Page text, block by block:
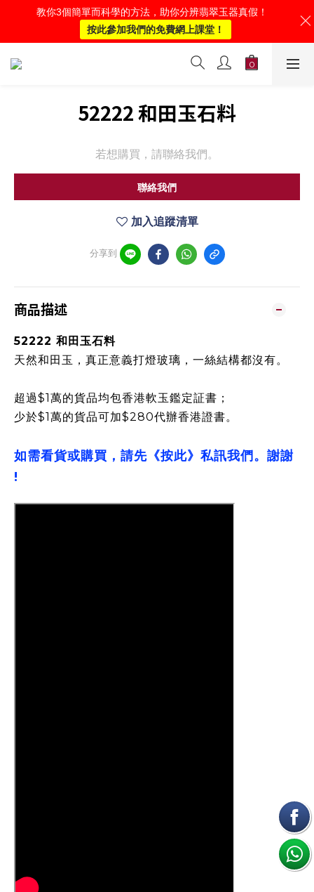
52222 和田玉石料
若想購買，請聯絡我們。
聯絡我們
加入追蹤清單
分享到
商品描述
52222 和田玉石料
天然和田玉，真正意義打燈玻璃，一絲結構都沒有。
超過$1萬的貨品均包香港軟玉鑑定証書；
少於$1萬的貨品可加$280代辦香港證書。
如需看貨或購買，請先《按此》私訊我們。謝謝
!
教你3個簡單而科學的方法，助你分辨翡翠玉器真假！
按此參加我們的免費網上課堂！